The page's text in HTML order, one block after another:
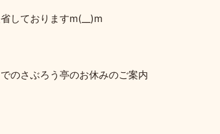
しておりますm(__)m
のさぶろう亭のお休みのご案内